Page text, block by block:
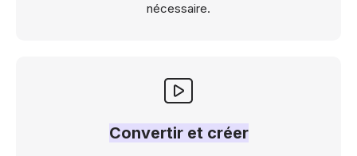
nécessaire.
Convertir et créer